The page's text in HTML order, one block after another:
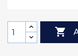
